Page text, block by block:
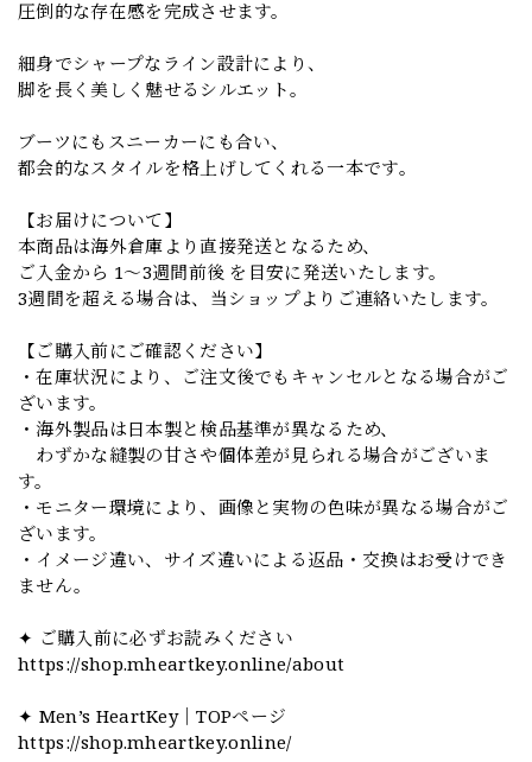
圧倒的な存在感を完成させます。
細身でシャープなライン設計により、
脚を長く美しく魅せるシルエット。
ブーツにもスニーカーにも合い、
都会的なスタイルを格上げしてくれる一本です。
【お届けについて】
本商品は海外倉庫より直接発送となるため、
ご入金から 1〜3週間前後 を目安に発送いたします。
3週間を超える場合は、当ショップよりご連絡いたします。
【ご購入前にご確認ください】
・在庫状況により、ご注文後でもキャンセルとなる場合がご
ざいます。
・海外製品は日本製と検品基準が異なるため、
わずかな縫製の甘さや個体差が見られる場合がございま
す。
・モニター環境により、画像と実物の色味が異なる場合がご
ざいます。
・イメージ違い、サイズ違いによる返品・交換はお受けでき
ません。
✦ ご購入前に必ずお読みください
https://shop.mheartkey.online/about
✦ Men’s HeartKey｜TOPページ
https://shop.mheartkey.online/